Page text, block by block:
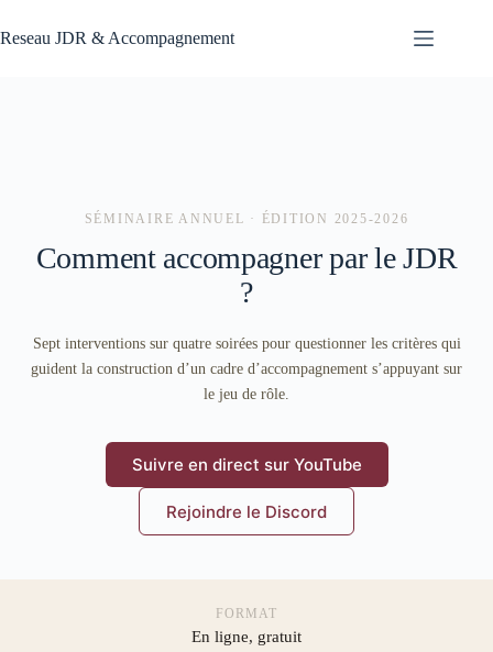
au
contenu
Reseau JDR & Accompagnement
SÉMINAIRE ANNUEL · ÉDITION 2025-2026
Comment accompagner par le JDR
?
Sept interventions sur quatre soirées pour questionner les critères qui
guident la construction d’un cadre d’accompagnement s’appuyant sur
le jeu de rôle.
Suivre en direct sur YouTube
Rejoindre le Discord
FORMAT
En ligne, gratuit